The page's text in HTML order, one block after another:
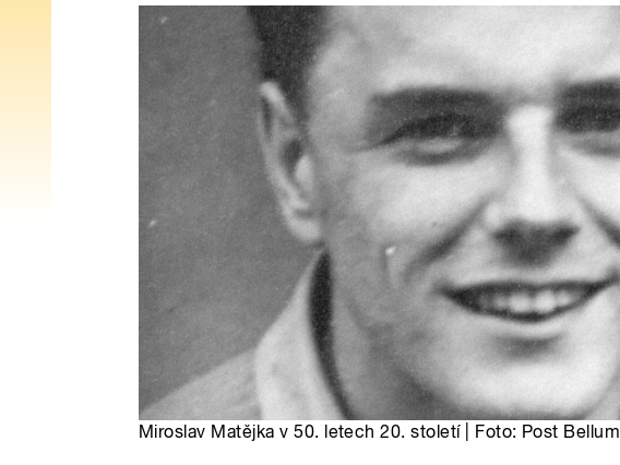
Miroslav Matějka v 50. letech 20. století | Foto: Post Bellum